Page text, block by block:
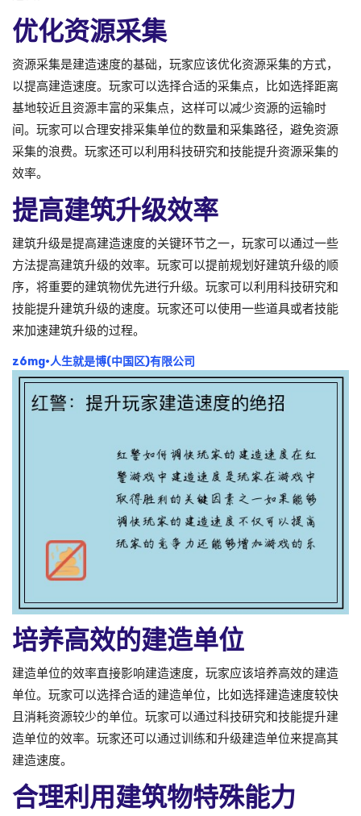
优化资源采集
资源采集是建造速度的基础，玩家应该优化资源采集的方式，
以提高建造速度。玩家可以选择合适的采集点，比如选择距离
基地较近且资源丰富的采集点，这样可以减少资源的运输时
间。玩家可以合理安排采集单位的数量和采集路径，避免资源
采集的浪费。玩家还可以利用科技研究和技能提升资源采集的
效率。
提高建筑升级效率
建筑升级是提高建造速度的关键环节之一，玩家可以通过一些
方法提高建筑升级的效率。玩家可以提前规划好建筑升级的顺
序，将重要的建筑物优先进行升级。玩家可以利用科技研究和
技能提升建筑升级的速度。玩家还可以使用一些道具或者技能
来加速建筑升级的过程。
z6mg·人生就是博(中国区)有限公司
培养高效的建造单位
建造单位的效率直接影响建造速度，玩家应该培养高效的建造
单位。玩家可以选择合适的建造单位，比如选择建造速度较快
且消耗资源较少的单位。玩家可以通过科技研究和技能提升建
造单位的效率。玩家还可以通过训练和升级建造单位来提高其
建造速度。
合理利用建筑物特殊能力